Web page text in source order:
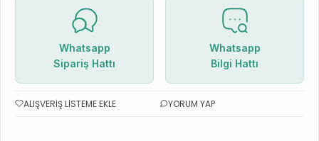
Whatsapp
Sipariş Hattı
Whatsapp
Bilgi Hattı
ALIŞVERIŞ LISTEME EKLE YORUM YAP